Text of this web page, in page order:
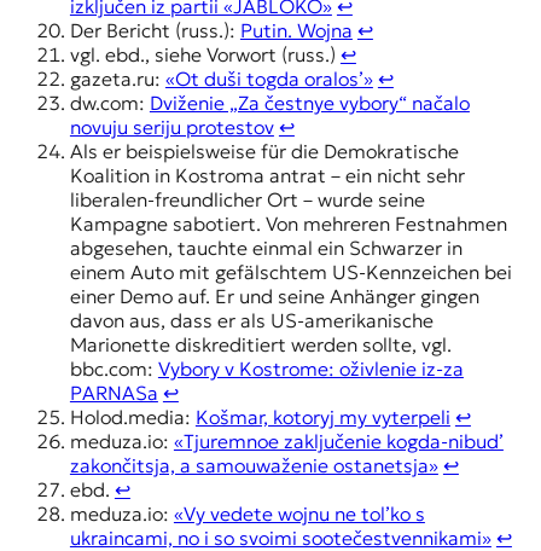
izključen iz partii «JABLOKO» ↩︎
Der Bericht (russ.): Putin. Wojna ↩︎
vgl. ebd., siehe Vorwort (russ.) ↩︎
gazeta.ru: «Ot duši togda oralos’» ↩︎
dw.com: Dviženie „Za čestnye vybory“ načalo
novuju seriju protestov ↩︎
Als er beispielsweise für die Demokratische
Koalition in Kostroma antrat – ein nicht sehr
liberalen-freundlicher Ort – wurde seine
Kampagne sabotiert. Von mehreren Festnahmen
abgesehen, tauchte einmal ein Schwarzer in
einem Auto mit gefälschtem US-Kennzeichen bei
einer Demo auf. Er und seine Anhänger gingen
davon aus, dass er als US-amerikanische
Marionette diskreditiert werden sollte, vgl.
bbc.com: Vybory v Kostrome: oživlenie iz-za
PARNASa ↩︎
Holod.media: Košmar, kotoryj my vyterpeli ↩︎
meduza.io: «Tjuremnoe zaključenie kogda-nibud’
zakončitsja, a samouwaženie ostanetsja» ↩︎
ebd. ↩︎
meduza.io: «Vy vedete wojnu ne tol’ko s
ukraincami, no i so svoimi sootečestvennikami» ↩︎